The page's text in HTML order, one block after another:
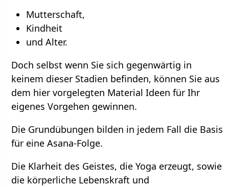
Mutterschaft,
Kindheit
und Alter.
Doch selbst wenn Sie sich gegenwärtig in
keinem dieser Stadien befinden, können Sie aus
dem hier vorgelegten Material Ideen für Ihr
eigenes Vorgehen gewinnen.
Die Grundübungen bilden in jedem Fall die Basis
für eine Asana-Folge.
Die Klarheit des Geistes, die Yoga erzeugt, sowie
die körperliche Lebenskraft und